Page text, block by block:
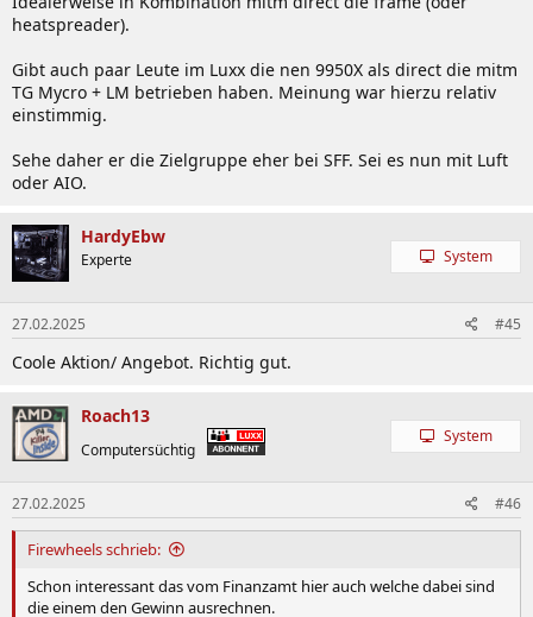
heatspreader).
Gibt auch paar Leute im Luxx die nen 9950X als direct die mitm
TG Mycro + LM betrieben haben. Meinung war hierzu relativ
einstimmig.
Sehe daher er die Zielgruppe eher bei SFF. Sei es nun mit Luft
oder AIO.
HardyEbw
Experte System
27.02.2025 #45
Coole Aktion/ Angebot. Richtig gut.
Roach13
Computersüchtig
System
27.02.2025 #46
Firewheels schrieb:
Schon interessant das vom Finanzamt hier auch welche dabei sind
die einem den Gewinn ausrechnen.